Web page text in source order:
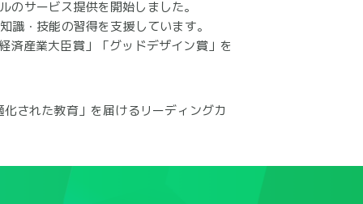
サービス提供を開始しました。
・技能の習得を支援しています。
産業大臣賞」「グッドデザイン賞」を
された教育」を届けるリーディングカ